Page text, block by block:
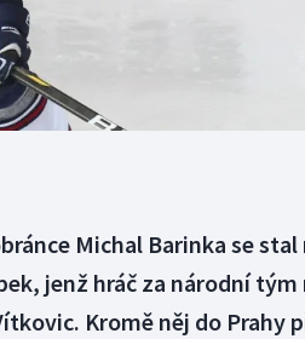
Michal Barinka se
jenž hráč za národní
Kromě něj do Prahy